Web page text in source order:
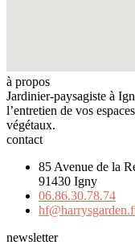
à propos
Jardinier-paysagiste à
l’entretien de vos
végétaux.
contact
85 Avenue de la
91430 Igny
06.86.30.78.74
newsletter